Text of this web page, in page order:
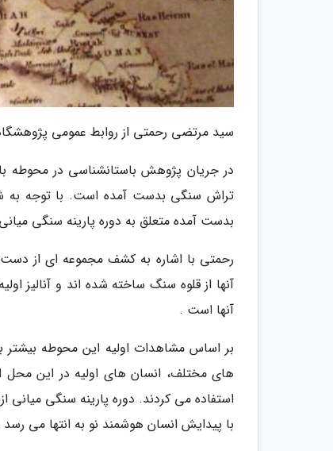
سید مرتضی رحمتی از روابط عمومی
در جریان پژوهش باستانشناسی در محوطه
تراش سنگی بدست آمده است. با توجه به
بدست آمده متعلق به دوره پارینه سنگی
رحمتی با اشاره به کشف مجموعه ای از
آنها از قلوه سنگ ساخته شده اند و آنالیز
آنها است .
بر اساس مشاهدات اولیه این محوطه بیشتر
های مختلف، انسان های اولیه در این محل
استفاده می کردند. دوره پارینه سنگی
با پیدایش انسان هوشمند نو به انتها می